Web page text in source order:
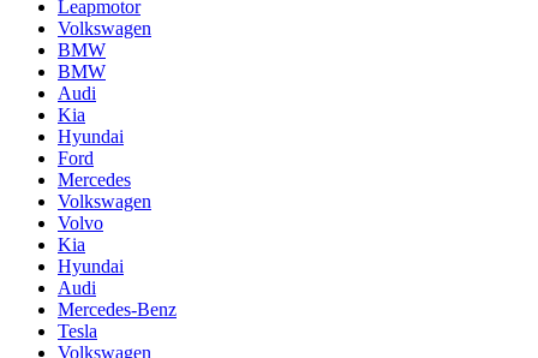
Leapmotor
Volkswagen
BMW
BMW
Audi
Kia
Hyundai
Ford
Mercedes
Volkswagen
Volvo
Kia
Hyundai
Audi
Mercedes-Benz
Tesla
Volkswagen